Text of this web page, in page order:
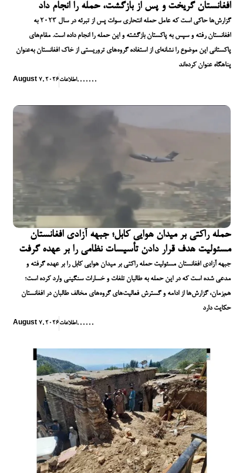
افغانستان گریخت و پس از بازگشت، حمله را انجام داد
گزارش‌ها حاکی است که عامل حمله انتحاری سوات پس از تبرئه در سال ۲۰۲۳ به
افغانستان رفته و سپس به پاکستان بازگشته و این حمله را انجام داده است. مقام‌های
پاکستانی این موضوع را نشانه‌ای از استفاده گروه‌های تروریستی از خاک افغانستان به‌عنوان
پناهگاه عنوان کرده‌اند
August 7, 2026اطلاعات, , , , , , ,
حمله راکتی بر میدان هوایی کابل؛ جبهه آزادی افغانستان
مسئولیت هدف قرار دادن تأسیسات نظامی را بر عهده گرفت
جبهه آزادی افغانستان مسئولیت حمله راکتی بر میدان هوایی کابل را بر عهده گرفته و
مدعی شده است که در این حمله به طالبان تلفات و خسارات سنگینی وارد کرده است؛
هم‌زمان، گزارش‌ها از ادامه و گسترش فعالیت‌های گروه‌های مخالف طالبان در افغانستان
حکایت دارد
August 7, 2026اطلاعات, , , , , ,